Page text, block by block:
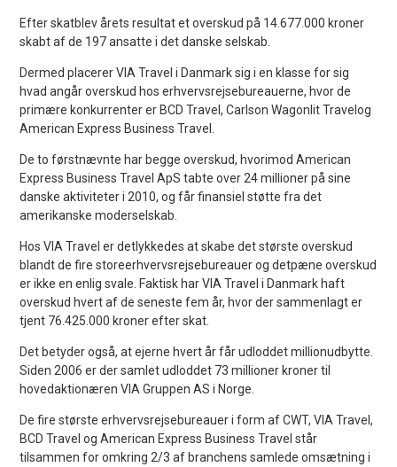
Efter skatblev årets resultat et overskud på 14.677.000 kroner
skabt af de 197 ansatte i det danske selskab.
Dermed placerer VIA Travel i Danmark sig i en klasse for sig
hvad angår overskud hos erhvervsrejsebureauerne, hvor de
primære konkurrenter er BCD Travel, Carlson Wagonlit Travelog
American Express Business Travel.
De to førstnævnte har begge overskud, hvorimod American
Express Business Travel ApS tabte over 24 millioner på sine
danske aktiviteter i 2010, og får finansiel støtte fra det
amerikanske moderselskab.
Hos VIA Travel er detlykkedes at skabe det største overskud
blandt de fire storeerhvervsrejsebureauer og detpæne overskud
er ikke en enlig svale. Faktisk har VIA Travel i Danmark haft
overskud hvert af de seneste fem år, hvor der sammenlagt er
tjent 76.425.000 kroner efter skat.
Det betyder også, at ejerne hvert år får udloddet millionudbytte.
Siden 2006 er der samlet udloddet 73 millioner kroner til
hovedaktionæren VIA Gruppen AS i Norge.
De fire største erhvervsrejsebureauer i form af CWT, VIA Travel,
BCD Travel og American Express Business Travel står
tilsammen for omkring 2/3 af branchens samlede omsætning i